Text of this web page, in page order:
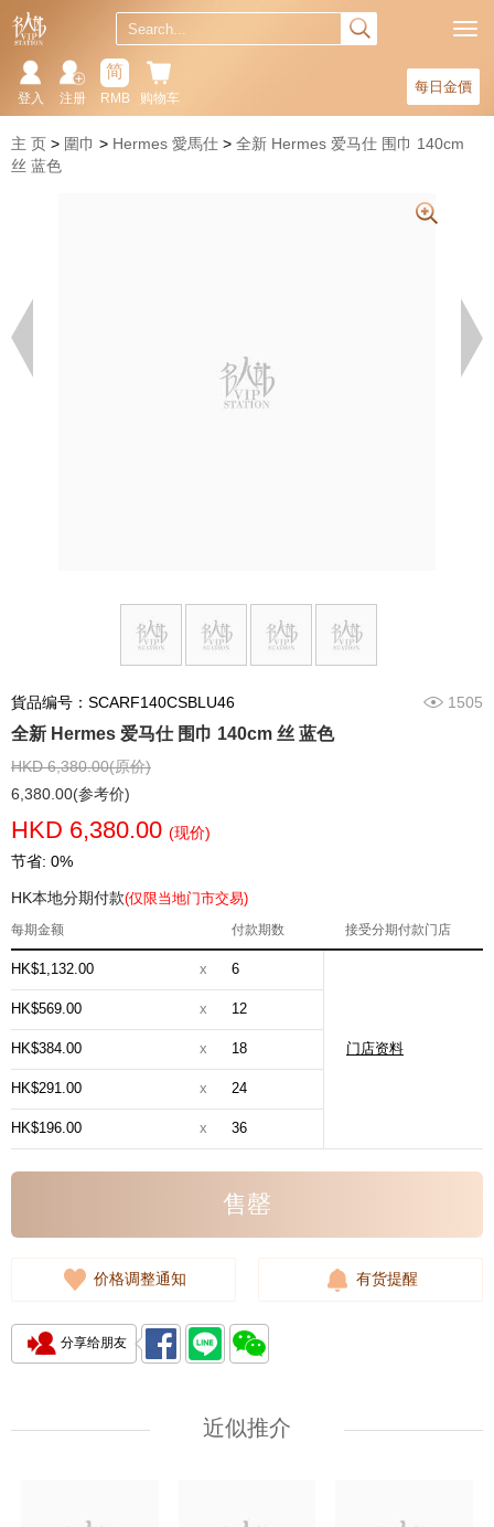
每日金價
购物车
简
RMB
注册
登入
主 页 圍巾 Hermes 愛馬仕
全新 Hermes 爱马仕 围巾 140cm
丝 蓝色
貨品编号：SCARF140CSBLU46 1505
全新 Hermes 爱马仕 围巾 140cm 丝 蓝色
HKD 6,380.00(原价)
6,380.00(参考价)
HKD 6,380.00 (现价)
节省: 0%
HK本地分期付款(仅限当地门市交易)
每期金额 付款期数 接受分期付款门店
HK$1,132.00 x 6
门店资料
HK$569.00 x 12
HK$384.00 x 18
HK$291.00 x 24
HK$196.00 x 36
售罄
价格调整通知 有货提醒
分享给朋友
近似推介